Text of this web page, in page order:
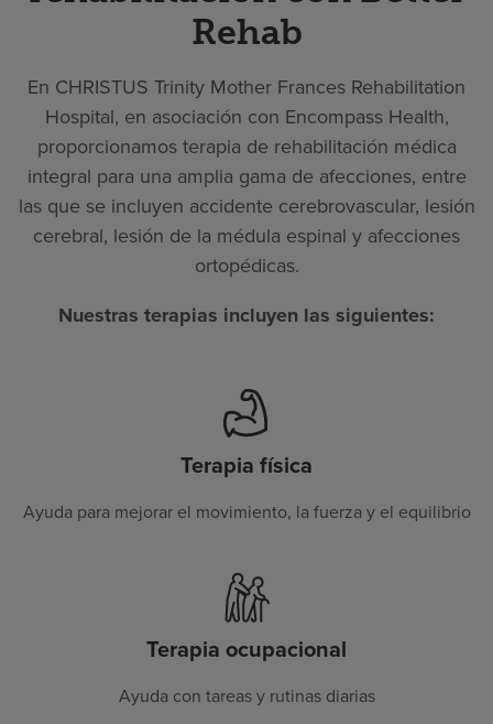
Rehab
En CHRISTUS Trinity Mother Frances Rehabilitation
Hospital, en asociación con Encompass Health,
proporcionamos terapia de rehabilitación médica
integral para una amplia gama de afecciones, entre
las que se incluyen accidente cerebrovascular, lesión
cerebral, lesión de la médula espinal y afecciones
ortopédicas.
Nuestras terapias incluyen las siguientes:
Terapia física
Ayuda para mejorar el movimiento, la fuerza y el equilibrio
Terapia ocupacional
Ayuda con tareas y rutinas diarias